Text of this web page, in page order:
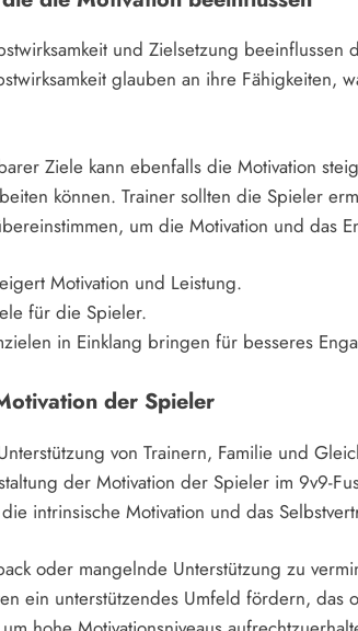
und Zielsetzung beeinflussen
glauben an ihre Fähigkeiten,
Ziele kann ebenfalls die Motivation
können. Trainer sollten die Spieler
um die Motivation und das
Motivation und Leistung.
für die Spieler.
in Einklang bringen für besseres
der Spieler
von Trainern, Familie und
der Motivation der Spieler im 9v9-
intrinsische Motivation und das
oder mangelnde Unterstützung zu
ein unterstützendes Umfeld fördern, das